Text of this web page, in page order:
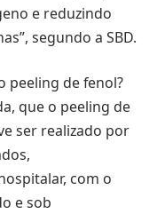
e reduzindo
segundo a SBD.
peeling de fenol?
que o peeling de
ser realizado por
com o
e sob